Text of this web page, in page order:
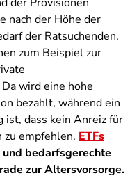
nach der Höhe der
der Ratsuchenden.
zum Beispiel zur
wird eine hohe
bezahlt, während ein
ist, dass kein Anreiz für
empfehlen. ETFs
bedarfsgerechte
zur Altersvorsorge.